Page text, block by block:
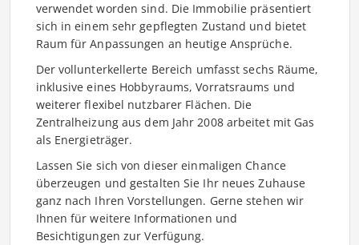
verwendet worden sind. Die Immobilie präsentiert
sich in einem sehr gepflegten Zustand und bietet
Raum für Anpassungen an heutige Ansprüche.
Der vollunterkellerte Bereich umfasst sechs Räume,
inklusive eines Hobbyraums, Vorratsraums und
weiterer flexibel nutzbarer Flächen. Die
Zentralheizung aus dem Jahr 2008 arbeitet mit Gas
als Energieträger.
Lassen Sie sich von dieser einmaligen Chance
überzeugen und gestalten Sie Ihr neues Zuhause
ganz nach Ihren Vorstellungen. Gerne stehen wir
Ihnen für weitere Informationen und
Besichtigungen zur Verfügung.